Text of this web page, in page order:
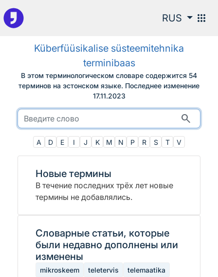
К поиску
RUS apps
Küberfüüsikalise süsteemitehnika
terminibaas
В этом терминологическом словаре содержится 54
терминов на эстонском языке. Последнее изменение
17.11.2023
search
A D E I J K M N P R S T V
Новые термины
В течение последних трёх лет новые
термины не добавлялись.
Словарные статьи, которые
были недавно дополнены или
изменены
mikroskeem teletervis telemaatika